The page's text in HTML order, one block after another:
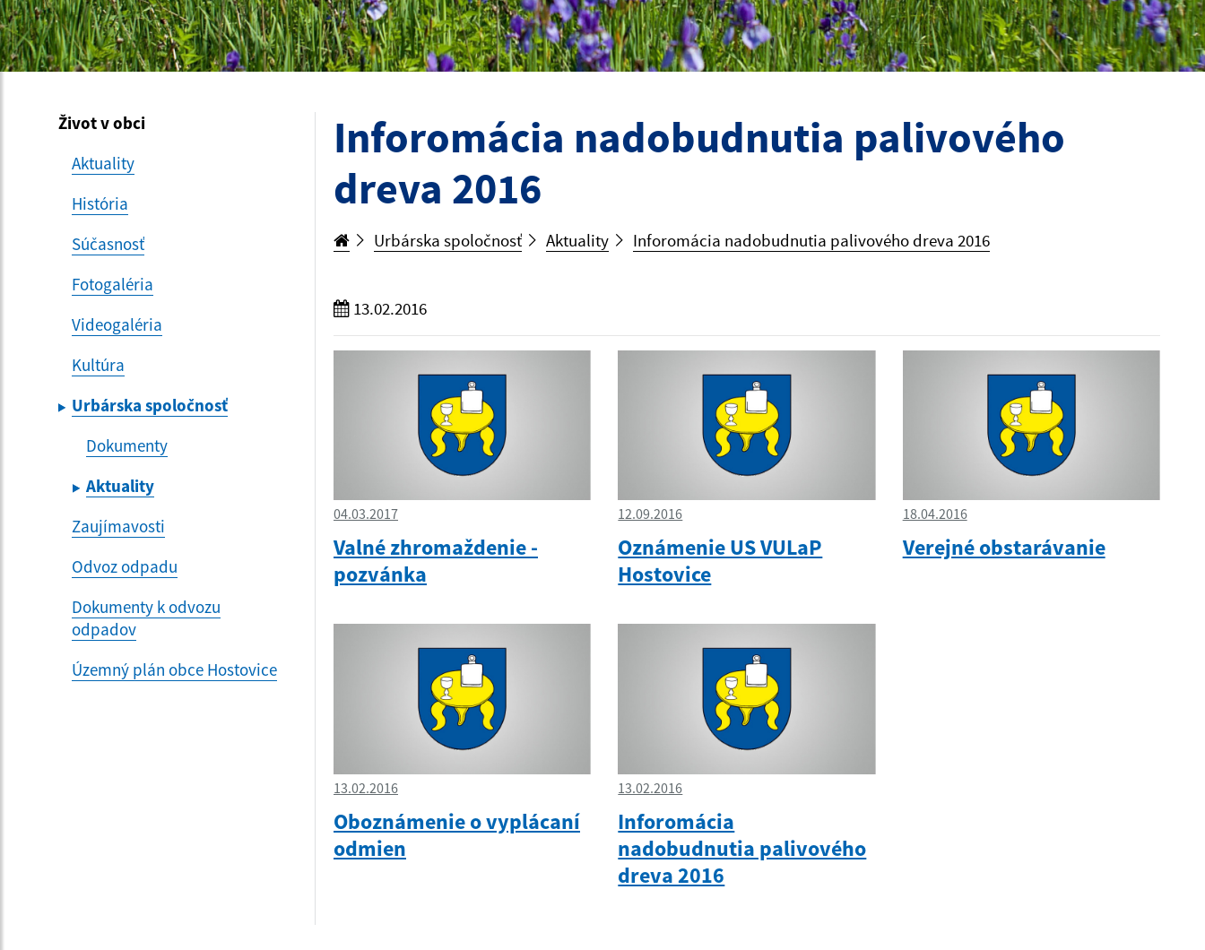
Život v obci
Aktuality
História
Súčasnosť
Fotogaléria
Videogaléria
Kultúra
Urbárska spoločnosť
Dokumenty
Aktuality
Zaujímavosti
Odvoz odpadu
Dokumenty k odvozu
odpadov
Územný plán obce Hostovice
Inforomácia nadobudnutia palivového
dreva 2016
Urbárska spoločnosť Aktuality Inforomácia nadobudnutia palivového dreva 2016
13.02.2016
04.03.2017
Valné zhromaždenie -
pozvánka
12.09.2016
Oznámenie US VULaP
Hostovice
18.04.2016
Verejné obstarávanie
13.02.2016
Oboznámenie o vyplácaní
odmien
13.02.2016
Inforomácia
nadobudnutia palivového
dreva 2016